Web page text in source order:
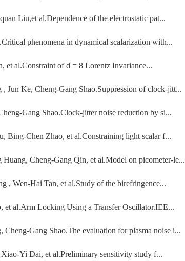
Liu,et al.Dependence of the electrostatic pat...
phenomena in dynamical scalarization with...
et al.Constraint of d = 8 Lorentz Invariance...
, Jun Ke, Cheng-Gang Shao.Suppression of clock-jitt...
Gang Shao.Clock-jitter noise reduction by si...
Bing-Chen Zhao, et al.Constraining light scalar f...
Cheng-Gang Qin, et al.Model on picometer-le...
, Wen-Hai Tan, et al.Study of the birefringence...
et al.Arm Locking Using a Transfer Oscillator.IEE...
Cheng-Gang Shao.The evaluation for plasma noise i...
Yi Dai, et al.Preliminary sensitivity study f...